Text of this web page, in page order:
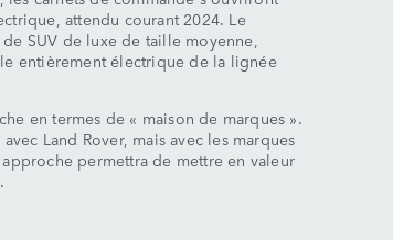
attendu courant 2024. Le
SUV de luxe de taille moyenne,
entièrement électrique de la lignée
en termes de « maison de marques ».
Land Rover, mais avec les marques
permettra de mettre en valeur